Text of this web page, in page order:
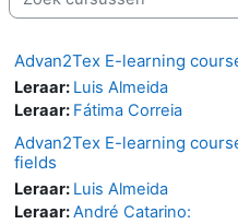
Advan2Tex E-learning
Leraar: Luis Almeida
Leraar: Fátima Correia
Advan2Tex E-learning
fields
Leraar: Luis Almeida
Leraar:André Catarino: